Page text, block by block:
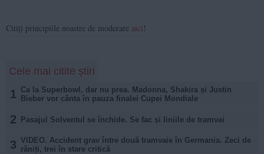
Citiți principiile noastre de moderare aici!
Cele mai citite știri
1 Ca la Superbowl, dar nu prea. Madonna, Shakira și Justin
Bieber vor cânta în pauza finalei Cupei Mondiale
2 Pasajul Solventul se închide. Se fac și liniile de tramvai
3 VIDEO. Accident grav între două tramvaie în Germania. Zeci de
răniți, trei în stare critică